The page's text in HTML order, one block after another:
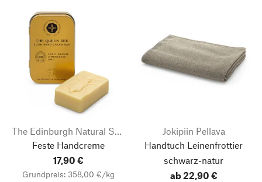
The Edinburgh Natural Skincare Company
Feste Handcreme
17,90 €
Grundpreis: 358,00 €/kg
Jokipiin Pellava
Handtuch Leinenfrottier
schwarz-natur
ab 22,90 €